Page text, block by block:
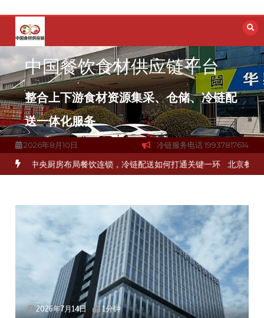
容
中国餐饮食材供应链平台
整合上下游食材资源集采、仓储、冷链配
送一体化服务
2026年8月10日 冷链服务电话:19937817614
品食材流通难题？ 杭州中央厨房布局餐饮连锁，冷链配送如何打通
2026年7月14日 1分钟